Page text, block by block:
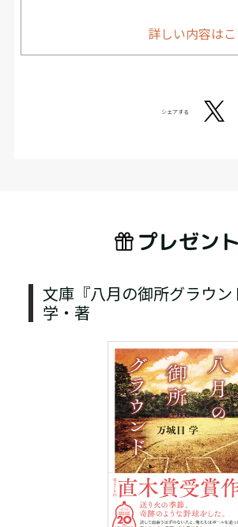
詳しい内容はこ
シェアする
プレゼント
文庫『八月の御所グラウン
学・著